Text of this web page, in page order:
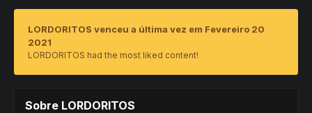
LORDORITOS venceu a última vez em Fevereiro 20
2021
LORDORITOS had the most liked content!
Sobre LORDORITOS